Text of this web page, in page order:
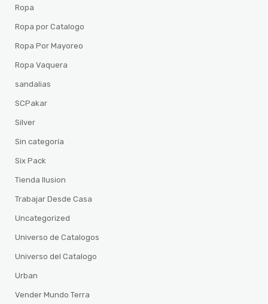
Ropa
Ropa por Catalogo
Ropa Por Mayoreo
Ropa Vaquera
sandalias
SCPakar
Silver
Sin categoría
Six Pack
Tienda Ilusion
Trabajar Desde Casa
Uncategorized
Universo de Catalogos
Universo del Catalogo
Urban
Vender Mundo Terra